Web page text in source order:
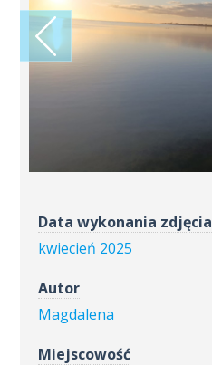
Data wykonania zdjęcia
kwiecień 2025
Autor
Magdalena
Miejscowość